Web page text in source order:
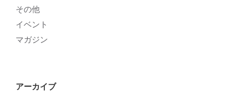
その他
イベント
マガジン
アーカイブ